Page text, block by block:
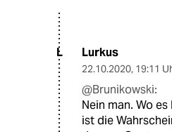
L Lurkus
22.10.2020, 19:11
@Brunikowski:
Nein man. Wo
ist die